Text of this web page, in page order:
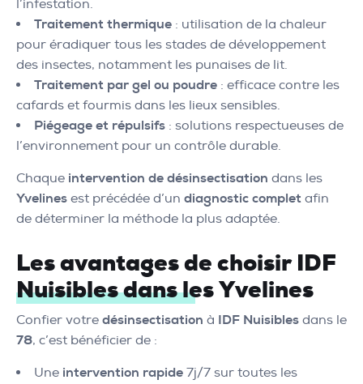
l’infestation.
Traitement thermique : utilisation de la chaleur
pour éradiquer tous les stades de développement
des insectes, notamment les punaises de lit.
Traitement par gel ou poudre : efficace contre les
cafards et fourmis dans les lieux sensibles.
Piégeage et répulsifs : solutions respectueuses de
l’environnement pour un contrôle durable.
Chaque intervention de désinsectisation dans les
Yvelines est précédée d’un diagnostic complet afin
de déterminer la méthode la plus adaptée.
Les avantages de choisir IDF
Nuisibles dans les Yvelines
Confier votre désinsectisation à IDF Nuisibles dans le
78, c’est bénéficier de :
Une intervention rapide 7j/7 sur toutes les